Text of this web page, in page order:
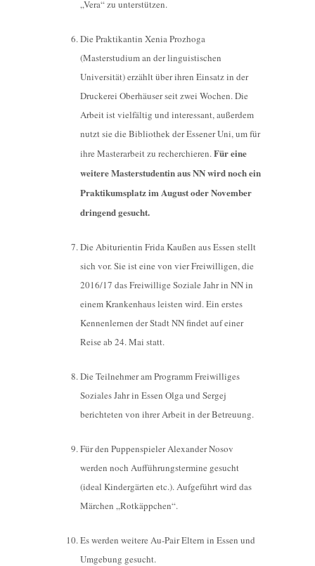
„Vera“ zu unterstützen.
Die Praktikantin Xenia Prozhoga
(Masterstudium an der linguistischen
Universität) erzählt über ihren Einsatz in der
Druckerei Oberhäuser seit zwei Wochen. Die
Arbeit ist vielfältig und interessant, außerdem
nutzt sie die Bibliothek der Essener Uni, um für
ihre Masterarbeit zu recherchieren.Für eine
weitere Masterstudentin aus NN wird noch ein
Praktikumsplatz im August oder November
dringend gesucht.
Die Abiturientin Frida Kaußen aus Essen stellt
sich vor. Sie ist eine von vier Freiwilligen, die
2016/17 das Freiwillige Soziale Jahr in NN in
einem Krankenhaus leisten wird. Ein erstes
Kennenlernen der Stadt NN findet auf einer
Reise ab 24. Mai statt.
Die Teilnehmer am Programm Freiwilliges
Soziales Jahr in Essen Olga und Sergej
berichteten von ihrer Arbeit in der Betreuung.
Für den Puppenspieler Alexander Nosov
werden noch Aufführungstermine gesucht
(ideal Kindergärten etc.). Aufgeführt wird das
Märchen „Rotkäppchen“.
Es werden weitere Au-Pair Eltern in Essen und
Umgebung gesucht.